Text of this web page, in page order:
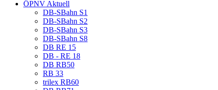
ÖPNV Aktuell
DB-SBahn S1
DB-SBahn S2
DB-SBahn S3
DB-SBahn S8
DB RE 15
DB - RE 18
DB RB50
RB 33
trilex RB60